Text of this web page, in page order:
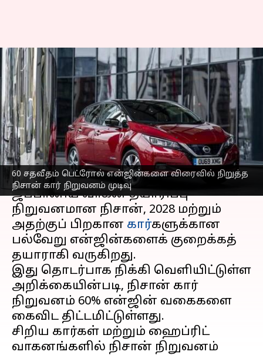
60 சதவீதம் பெட்ரோல் என்ஜின்களை விரைவில் நிறுத்த
நிசான் கார் நிறுவனம் முடிவு
60 சதவீதம் பெட்ரோல்
என்ஜின்களை விரைவில்
நிறுத்த நிசான் கார்
நிறுவனம் முடிவு
எழுதியவர் Sekar Chinnappan Nov 29, 2023 05:55 pm
செய்தி முன்னோட்டம்
ஜப்பானிய வாகன தயாரிப்பு
நிறுவனமான நிசான், 2028 மற்றும்
அதற்குப் பிறகான கார்களுக்கான
பல்வேறு என்ஜின்களைக் குறைக்கத்
தயாராகி வருகிறது.
இது தொடர்பாக நிக்கி வெளியிட்டுள்ள
அறிக்கையின்படி, நிசான் கார்
நிறுவனம் 60% என்ஜின் வகைகளை
கைவிட திட்டமிட்டுள்ளது.
சிறிய கார்கள் மற்றும் ஹைப்ரிட்
வாகனங்களில் நிசான் நிறுவனம்